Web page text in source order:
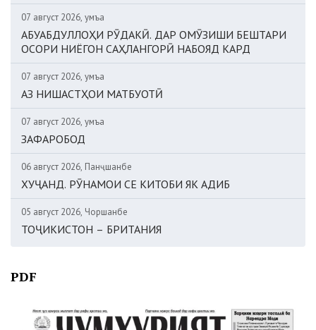
07 август 2026, Ҷумъа
АБУАБДУЛЛОҲИ РӮДАКӢ. ДАР ОМӮЗИШИ БЕШТАРИ
ОСОРИ НИЁГОН САҲЛАНГОРӢ НАБОЯД КАРД
07 август 2026, Ҷумъа
АЗ НИШАСТҲОИ МАТБУОТӢ
07 август 2026, Ҷумъа
ЗАФАРОБОД
06 август 2026, Панҷшанбе
ХУҶАНД. РӮНАМОИ СЕ КИТОБИ ЯК АДИБ
05 август 2026, Чоршанбе
ТОҶИКИСТОН – БРИТАНИЯ
PDF